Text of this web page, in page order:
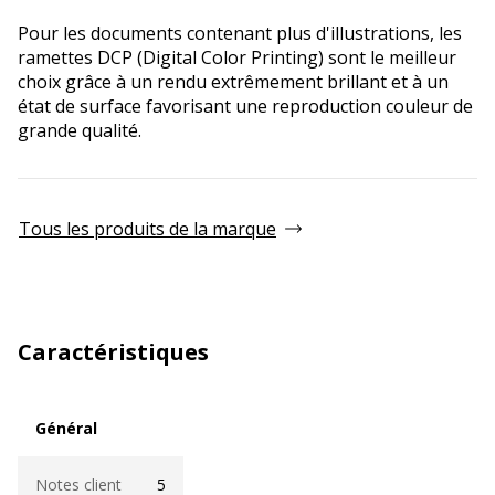
Pour les documents contenant plus d'illustrations, les
ramettes DCP (Digital Color Printing) sont le meilleur
choix grâce à un rendu extrêmement brillant et à un
état de surface favorisant une reproduction couleur de
grande qualité.
Tous les produits de la marque
Caractéristiques
Général
Notes client 5